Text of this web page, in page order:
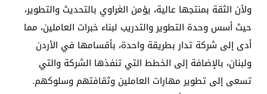
ولأن الثقة بمنتجها عالية، يؤمن الغراوي بالتحديث والتطوير،
حيث أسس وحدة التطوير والتدريب لبناء خبرات العاملين، مما
أدى إلى شركة تدار بطريقة واحدة، بأقسامها في الأردن
ولبنان، بالإضافة إلى الخطط التي تنفذها الشركة والتي
تسعى إلى تطوير مهارات العاملين وثقافتهم وسلوكهم.